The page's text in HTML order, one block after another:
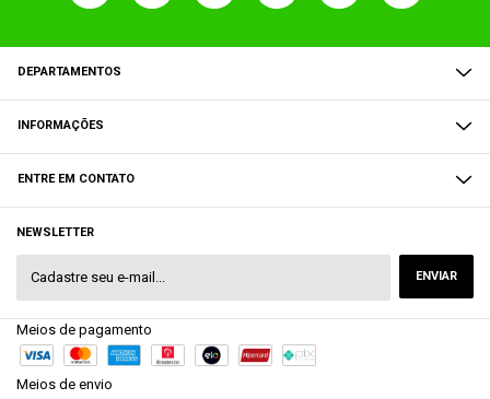
DEPARTAMENTOS
INFORMAÇÕES
ENTRE EM CONTATO
NEWSLETTER
Meios de pagamento
Meios de envio